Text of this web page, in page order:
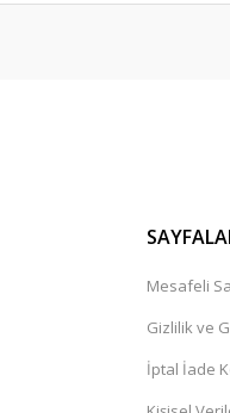
Mesafeli
Gizlilik ve
İptal İade